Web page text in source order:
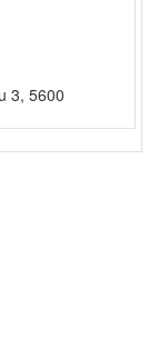
3, 5600